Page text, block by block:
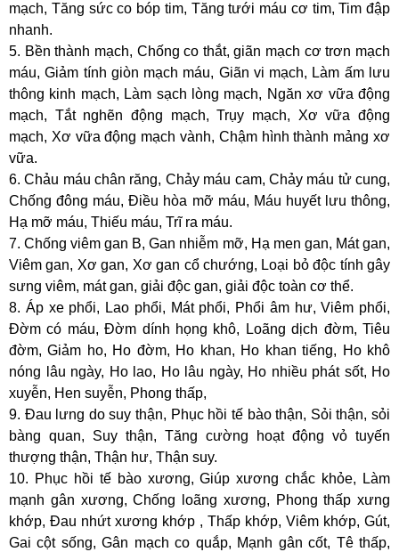
mạch, Tăng sức co bóp tim, Tăng tưới máu cơ tim, Tim đập
nhanh.
5. Bền thành mạch, Chống co thắt, giãn mạch cơ trơn mạch
máu, Giảm tính giòn mạch máu, Giãn vi mạch, Làm ấm lưu
thông kinh mạch, Làm sạch lòng mạch, Ngăn xơ vữa động
mạch, Tắt nghẽn động mạch, Trụy mạch, Xơ vữa động
mạch, Xơ vữa động mạch vành, Chậm hình thành mảng xơ
vữa.
6. Chảu máu chân răng, Chảy máu cam, Chảy máu tử cung,
Chống đông máu, Điều hòa mỡ máu, Máu huyết lưu thông,
Hạ mỡ máu, Thiếu máu, Trĩ ra máu.
7. Chống viêm gan B, Gan nhiễm mỡ, Hạ men gan, Mát gan,
Viêm gan, Xơ gan, Xơ gan cổ chướng, Loại bỏ độc tính gây
sưng viêm, mát gan, giải độc gan, giải độc toàn cơ thể.
8. Áp xe phổi, Lao phổi, Mát phổi, Phổi âm hư, Viêm phổi,
Đờm có máu, Đờm dính họng khô, Loãng dịch đờm, Tiêu
đờm, Giảm ho, Ho đờm, Ho khan, Ho khan tiếng, Ho khô
nóng lâu ngày, Ho lao, Ho lâu ngày, Ho nhiều phát sốt, Ho
xuyễn, Hen suyễn, Phong thấp,
9. Đau lưng do suy thận, Phục hồi tế bào thận, Sỏi thận, sỏi
bàng quan, Suy thận, Tăng cường hoạt động vỏ tuyến
thượng thận, Thận hư, Thận suy.
10. Phục hồi tế bào xương, Giúp xương chắc khỏe, Làm
mạnh gân xương, Chống loãng xương, Phong thấp xưng
khớp, Đau nhứt xương khớp , Thấp khớp, Viêm khớp, Gút,
Gai cột sống, Gân mạch co quắp, Mạnh gân cốt, Tê thấp,